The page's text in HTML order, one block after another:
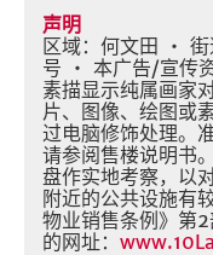
声明
区域：何文田 ・
号 ・ 本广告/宣传
素描显示纯属画家
片、图像、绘图或
过电脑修饰处理。
请参阅售楼说明书
盘作实地考察，以
附近的公共设施有
物业销售条例》第
的网址：